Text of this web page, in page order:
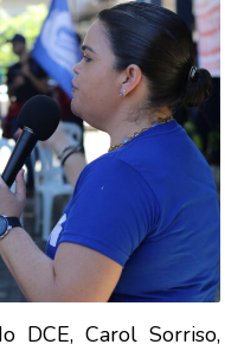
DCE, Carol Sorriso,